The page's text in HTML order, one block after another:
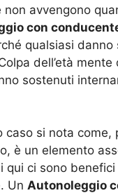
non avvengono
con
qualsiasi danno
dell’età mente
sostenuti
caso si nota come,
è un elemento
qui ci sono benefici
Un Autonoleggio